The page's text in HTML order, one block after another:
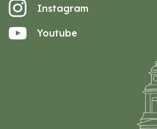
Instagram
Youtube